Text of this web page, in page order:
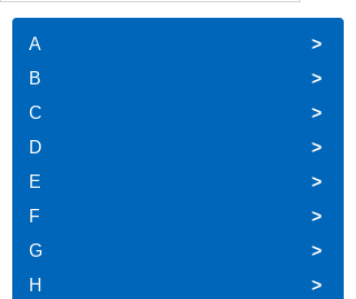
A
>
B
>
C
>
D
>
E
>
F
>
G
>
H
>